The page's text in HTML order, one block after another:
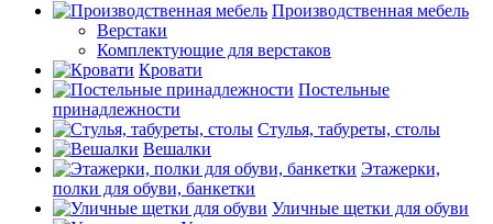
Производственная мебель
Верстаки
Комплектующие для верстаков
Кровати
Постельные
принадлежности
Стулья, табуреты, столы
Вешалки
Этажерки,
полки для обуви, банкетки
Уличные щетки для обуви